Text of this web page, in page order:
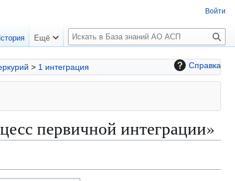
Справка
> 1 интеграция
первичной интеграции»
Войти
Ещё
П
о
и
с
к